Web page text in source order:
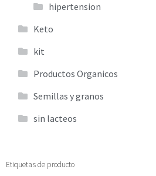
hipertension
Keto
kit
Productos Organicos
Semillas y granos
sin lacteos
Etiquetas de producto